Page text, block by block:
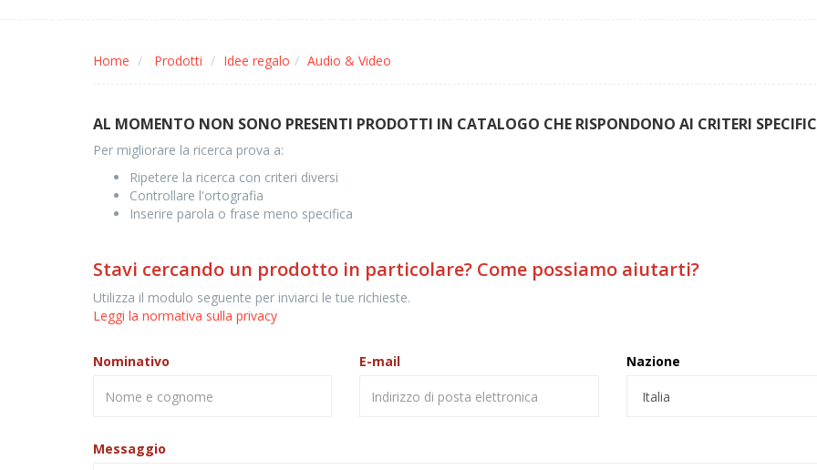
Home Prodotti Idee regalo Audio & Video
AL MOMENTO NON SONO PRESENTI PRODOTTI IN CATALOGO CHE RISPONDONO AI CRITERI
Per migliorare la ricerca prova a:
Ripetere la ricerca con criteri diversi
Controllare l'ortografia
Inserire parola o frase meno specifica
Stavi cercando un prodotto in particolare? Come possiamo aiutarti?
Utilizza il modulo seguente per inviarci le tue richieste.
Leggi la normativa sulla privacy
Nominativo E-mail Nazione
Messaggio